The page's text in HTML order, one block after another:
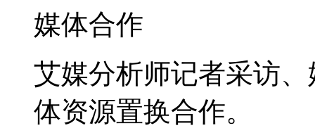
媒体合作
艾媒分析师记者采访
体资源置换合作。